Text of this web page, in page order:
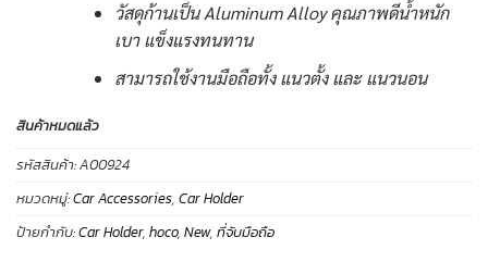
วัสดุก้านเป็น Aluminum Alloy คุณภาพดีน้ำหนัก
เบา แข็งแรงทนทาน
สามารถใช้งานมือถือทั้ง แนวตั้ง และ แนวนอน
สินค้าหมดแล้ว
รหัสสินค้า:A00924
หมวดหมู่:Car Accessories, Car Holder
ป้ายกำกับ:Car Holder, hoco, New, ที่จับมือถือ